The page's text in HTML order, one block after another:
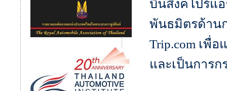
บินสิงคโปร์แ
พันธมิตรด้านก
Trip.com เพื่
และเป็นการ